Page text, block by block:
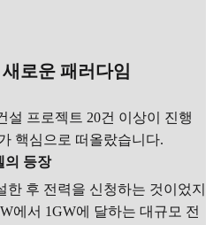
로운 패러다임
설 프로젝트 20건 이상이 진행
핵심으로 떠올랐습니다.
의 등장
후 전력을 신청하는 것이었지
에서 1GW에 달하는 대규모 전